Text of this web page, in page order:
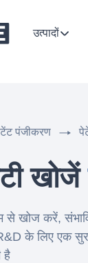
उत्पादों
पंजीकरण
खोजें
खोज करें,
के लिए एक
है